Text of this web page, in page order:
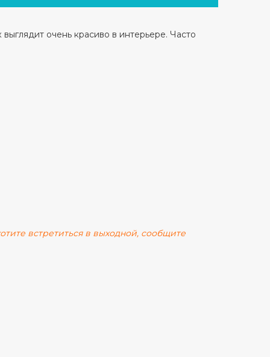
очень красиво в интерьере. Часто
встретиться в выходной, сообщите